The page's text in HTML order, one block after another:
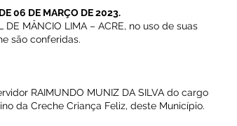
06 DE MARÇO DE 2023.
DE MÂNCIO LIMA – ACRE, no uso de suas
são conferidas.
RAIMUNDO MUNIZ DA SILVA do cargo
da Creche Criança Feliz, deste Município.